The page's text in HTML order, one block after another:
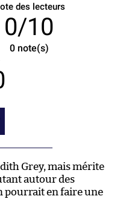
des lecteurs
0/10
0note(s)
Grey, mais mérite
autour des
pourrait en faire une